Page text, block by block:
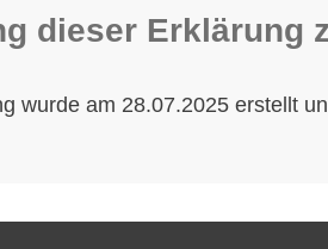
dieser Erklärung
wurde am 28.07.2025 erstellt